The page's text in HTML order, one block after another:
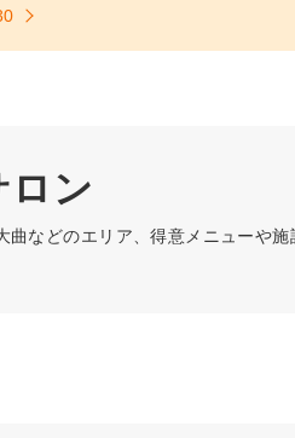
ロン
などのエリア、得意メニューや施